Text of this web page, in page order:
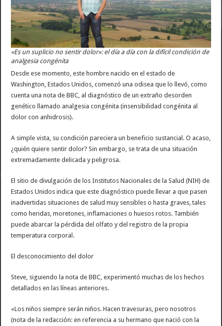
«Es un suplicio no sentir dolor»: el día a día con la difícil condición de
analgesia congénita
Desde ese momento, este hombre nacido en el estado de
Washington, Estados Unidos, comenzó una odisea que lo llevó, como
cuenta una nota de BBC, al diagnóstico de un extraño desorden
genético llamado analgesia congénita (insensibilidad congénita al
dolor con anhidrosis).
A simple vista, su condición pareciera un beneficio sustancial. O acaso,
¿quién quiere sentir dolor? Sin embargo, se trata de una situación
extremadamente delicada y peligrosa.
El sitio de divulgación de los Institutos Nacionales de la Salud (NIH) de
Estados Unidos indica que este diagnóstico puede llevar a que pasen
inadvertidas situaciones de salud muy sensibles o hasta graves, tales
como heridas, moretones, inflamaciones o huesos rotos. También
puede abarcar la pérdida del olfato y del registro de la propia
temperatura corporal.
El desconocimiento del dolor
Steve, siguiendo la nota de BBC, experimentó muchas de los hechos
detallados en las líneas anteriores.
«Los niños siempre serán niños. Hacen travesuras, pero nosotros
(nota de la redacción: en referencia a su hermano que nació con la